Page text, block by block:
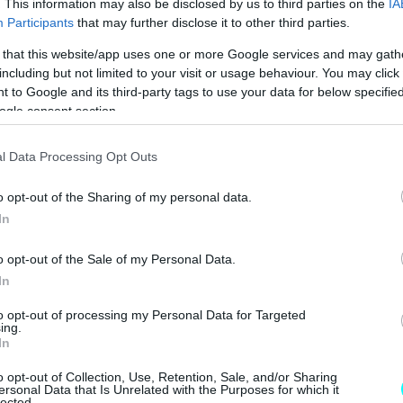
This information may also be disclosed by us to third parties on the
Participants that may further disclose it to other third parties.
that this website/app uses one or more Google services and may
but not limited to your visit or usage behaviour. You may
to Google and its third-party tags to use your data for below
consent section.
Data Processing Opt Outs
opt-out of the Sharing of my personal data.
opt-out of the Sale of my Personal Data.
opt-out of processing my Personal Data for Targeted
opt-out of Collection, Use, Retention, Sale, and/or Sharing
Data that Is Unrelated with the Purposes for which it
ΟΙΚΟΓΕΝΕΙΑΚΟ SUV ME 24.990 ΕΥΡΩ
MG3 ΑΠΟ 16.450 ΕΥΡΩ
"TESLA" ΠΟΥ ΗΡΘΑΝ ΣΤΗΝ ΕΛΛΑΔΑ